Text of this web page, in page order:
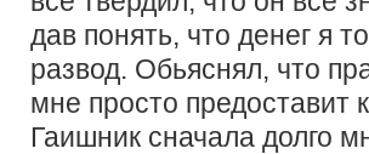
дав понять, что денег я
развод. Обьяснял, что
мне просто предоставит
Гаишник сначала долго